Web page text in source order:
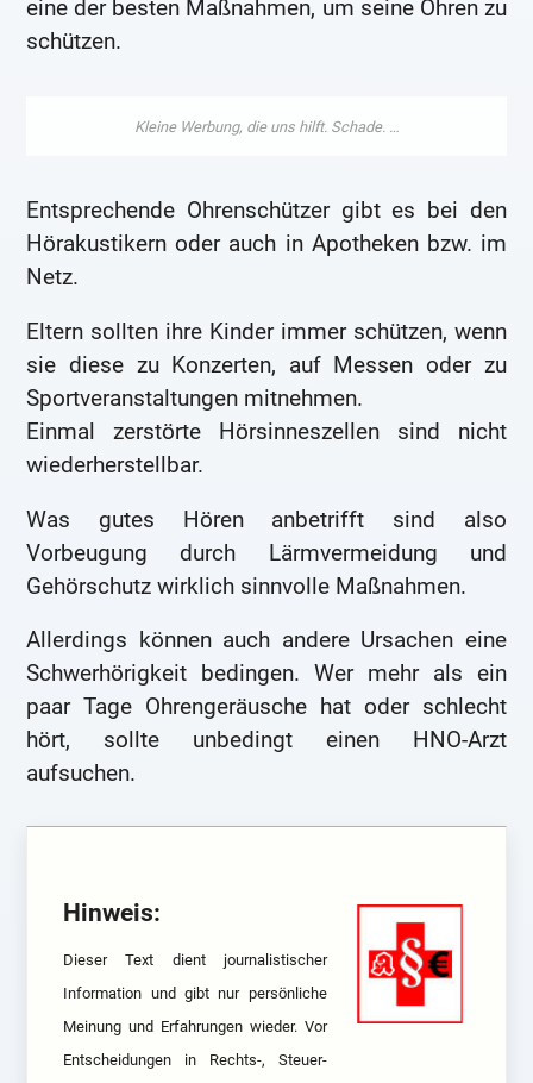
eine der besten Maßnahmen, um seine Ohren zu
schützen.
Entsprechende Ohrenschützer gibt es bei den
Hörakustikern oder auch in Apotheken bzw. im
Netz.
Eltern sollten ihre Kinder immer schützen, wenn
sie diese zu Konzerten, auf Messen oder zu
Sportveranstaltungen mitnehmen.
Einmal zerstörte Hörsinneszellen sind nicht
wiederherstellbar.
Was gutes Hören anbetrifft sind also
Vorbeugung durch Lärmvermeidung und
Gehörschutz wirklich sinnvolle Maßnahmen.
Allerdings können auch andere Ursachen eine
Schwerhörigkeit bedingen. Wer mehr als ein
paar Tage Ohrengeräusche hat oder schlecht
hört, sollte unbedingt einen HNO-Arzt
aufsuchen.
Hinweis:
Dieser Text dient journalistischer
Information und gibt nur persönliche
Meinung und Erfahrungen wieder. Vor
Entscheidungen in Rechts-, Steuer-